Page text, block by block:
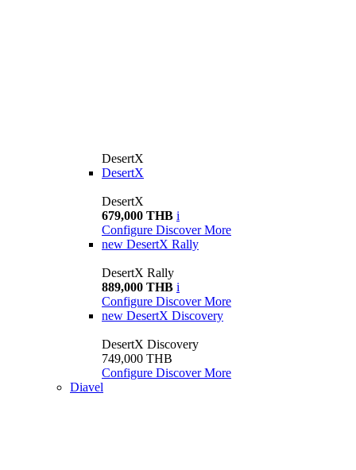
DesertX
DesertX
DesertX
679,000 THB i
Configure Discover More
new DesertX Rally
DesertX Rally
889,000 THB i
Configure Discover More
new DesertX Discovery
DesertX Discovery
749,000 THB
Configure Discover More
Diavel